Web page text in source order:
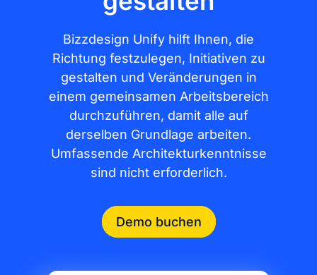
Bizzdesign Unify hilft Ihnen, die
Richtung festzulegen, Initiativen zu
gestalten und Veränderungen in
einem gemeinsamen Arbeitsbereich
durchzuführen, damit alle auf
derselben Grundlage arbeiten.
Umfassende Architekturkenntnisse
sind nicht erforderlich.
Demo buchen